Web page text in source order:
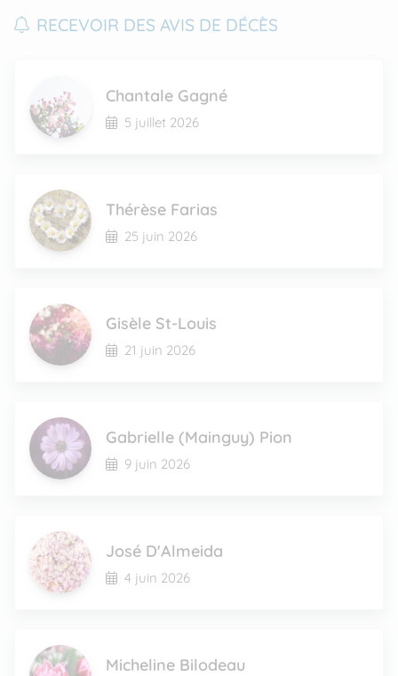
RECEVOIR DES AVIS DE DÉCÈS
Chantale Gagné
5 juillet 2026
Thérèse Farias
25 juin 2026
Gisèle St-Louis
21 juin 2026
Gabrielle (Mainguy) Pion
9 juin 2026
José D'Almeida
4 juin 2026
Micheline Bilodeau